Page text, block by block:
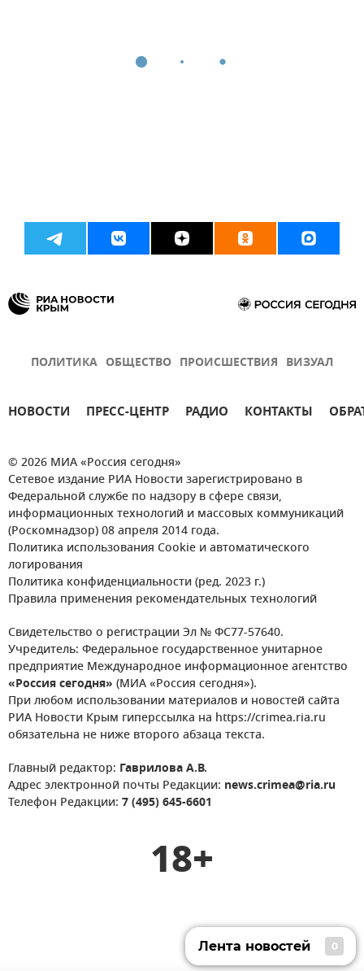
ПОЛИТИКА ОБЩЕСТВО ПРОИСШЕСТВИЯ ВИЗУАЛ
НОВОСТИ ПРЕСС-ЦЕНТР РАДИО КОНТАКТЫ
© 2026 МИА «Россия сегодня»
Сетевое издание РИА Новости зарегистрировано в
Федеральной службе по надзору в сфере связи,
информационных технологий и массовых коммуникаций
(Роскомнадзор) 08 апреля 2014 года.
Политика использования Cookie и автоматического
логирования
Политика конфиденциальности (ред. 2023 г.)
Правила применения рекомендательных технологий
Свидетельство о регистрации Эл № ФС77-57640.
Учредитель: Федеральное государственное унитарное
предприятие Международное информационное агентство
«Россия сегодня» (МИА «Россия сегодня»).
При любом использовании материалов и новостей сайта
РИА Новости Крым гиперссылка на https://crimea.ria.ru
обязательна не ниже второго абзаца текста.
Главный редактор: Гаврилова А.В.
Адрес электронной почты Редакции: news.crimea@ria.ru
Телефон Редакции: 7 (495) 645-6601
18+
Лента новостей 0